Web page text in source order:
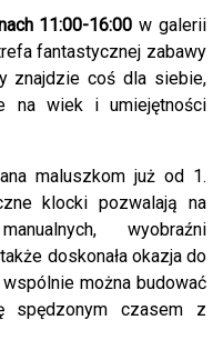
11:00-16:00 w galerii
fantastycznej zabawy
znajdzie coś dla siebie,
na wiek i umiejętności
maluszkom już od 1.
klocki pozwalają na
wyobraźni
doskonała okazja do
można budować
spędzonym czasem z